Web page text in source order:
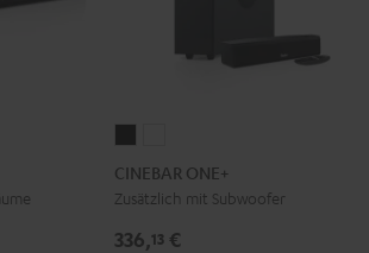
ONE+
Black
ONE+
White
CINEBAR ONE+
Zusätzlich mit Subwoofer
336,13 €